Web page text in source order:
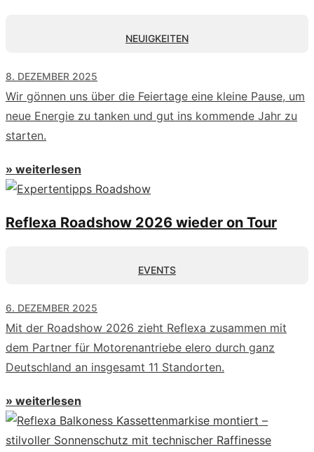
NEUIGKEITEN
8. DEZEMBER 2025
Wir gönnen uns über die Feiertage eine kleine Pause, um
neue Energie zu tanken und gut ins kommende Jahr zu
starten.
» weiterlesen
Reflexa Roadshow 2026 wieder on Tour
EVENTS
6. DEZEMBER 2025
Mit der Roadshow 2026 zieht Reflexa zusammen mit
dem Partner für Motorenantriebe elero durch ganz
Deutschland an insgesamt 11 Standorten.
» weiterlesen